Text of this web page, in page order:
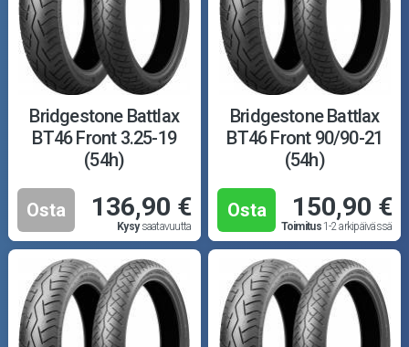
Bridgestone Battlax
BT46 Front 3.25-19
(54h)
Osta 136,90 €
Kysysaatavuutta
Bridgestone Battlax
BT46 Front 90/90-21
(54h)
Osta 150,90 €
Toimitus1-2 arkipäivässä